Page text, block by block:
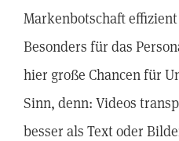
Markenbotschaft
Besonders für das
hier große Chancen für
Sinn, denn: Videos
besser als Text oder